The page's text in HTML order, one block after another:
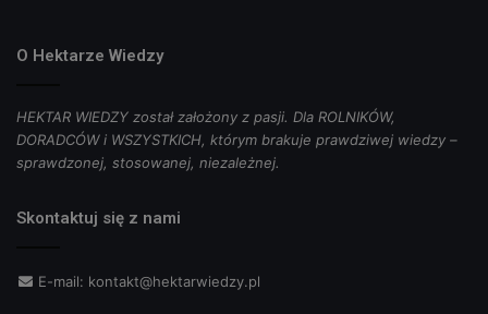
O Hektarze Wiedzy
HEKTAR WIEDZY został założony z pasji. Dla ROLNIKÓW,
DORADCÓW i WSZYSTKICH, którym brakuje prawdziwej wiedzy –
sprawdzonej, stosowanej, niezależnej.
Skontaktuj się z nami
E-mail: kontakt@hektarwiedzy.pl